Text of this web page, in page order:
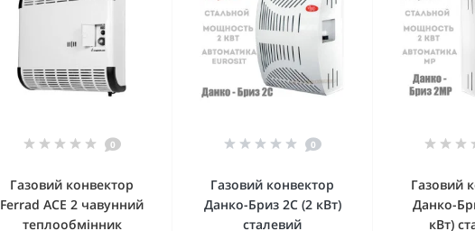
0
Газовий конвектор
Ferrad ACE 2 чавунний
теплообмінник
0
Газовий конвектор
Данко-Бриз 2С (2 кВт)
сталевий
Газовий
Данко-
кВт)